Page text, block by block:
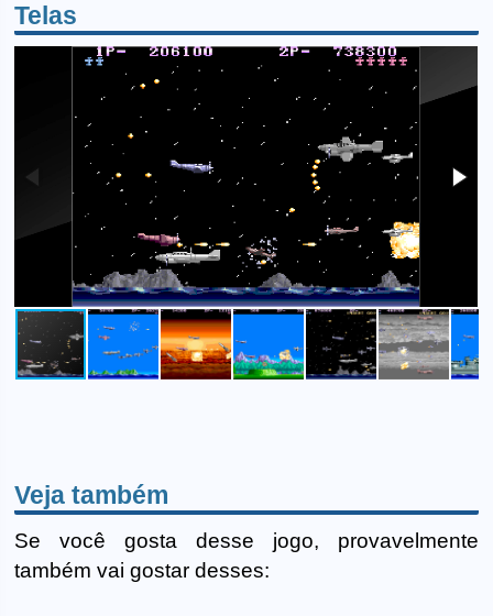
Telas
Veja também
Se você gosta desse jogo, provavelmente
também vai gostar desses: